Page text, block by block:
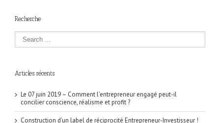
Recherche
Articles récents
Le 07 juin 2019 – Comment l’entrepreneur engagé peut-il
concilier conscience, réalisme et profit ?
Construction d’un label de réciprocité Entrepreneur-Investisseur !